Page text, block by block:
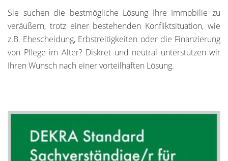
Sie suchen die bestmögliche Lösung Ihre Immobilie zu
veräußern, trotz einer bestehenden Konfliktsituation, wie
z.B. Ehescheidung, Erbstreitigkeiten oder die Finanzierung
von Pflege im Alter? Diskret und neutral unterstützen wir
Ihren Wunsch nach einer vorteilhaften Lösung.